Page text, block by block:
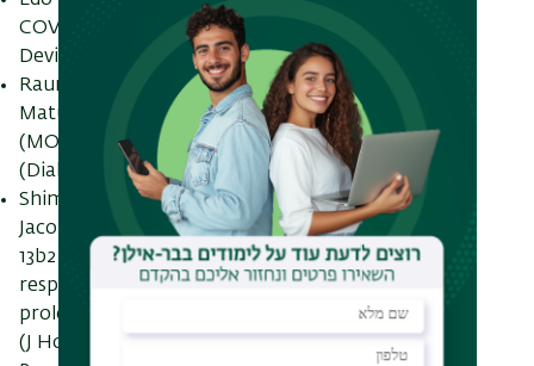
COVID-19 in Patients on Left Ventricular Assist
Device Support (Circ Heart Fail.)
Raunak Saab, Rasmi Abu-Ras, Hussein Darawshi:
Maturity Onset Diabetes of the Young Type 2
(MODY2): Insight from an Extended Family
(Diabetes Res Clin Pract.)
Shimon Edelstein, Shebly Tannous, Mevasseret T
Jacobs, Hila Ben-Amram, Salman Zarka: BNT
13b2 Pfizer vaccine protects against SARS-CoV-2
respiratory mucosal colonization even after
prolonged exposure to positive family members
(J Hosp Infect.)